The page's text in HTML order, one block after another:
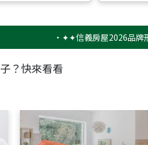
✦✦信義房屋2026品牌形象影
？快來看看